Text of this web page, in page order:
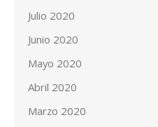
Julio 2020
Junio 2020
Mayo 2020
Abril 2020
Marzo 2020